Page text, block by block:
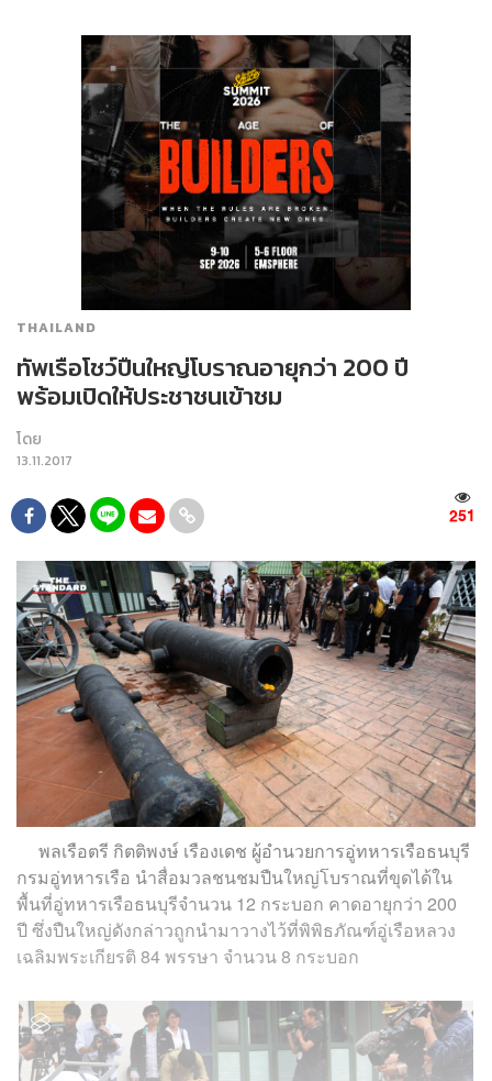
THAILAND
ทัพเรือโชว์ปืนใหญ่โบราณอายุกว่า 200 ปี
พร้อมเปิดให้ประชาชนเข้าชม
โดย
13.11.2017
251
พลเรือตรี กิตติพงษ์ เรืองเดช ผู้อำนวยการอู่ทหารเรือธนบุรี
กรมอู่ทหารเรือ นำสื่อมวลชนชมปืนใหญ่โบราณที่ขุดได้ใน
พื้นที่อู่ทหารเรือธนบุรีจำนวน 12 กระบอก คาดอายุกว่า 200
ปี ซึ่งปืนใหญ่ดังกล่าวถูกนำมาวางไว้ที่พิพิธภัณฑ์อู่เรือหลวง
เฉลิมพระเกียรติ 84 พรรษา จำนวน 8 กระบอก